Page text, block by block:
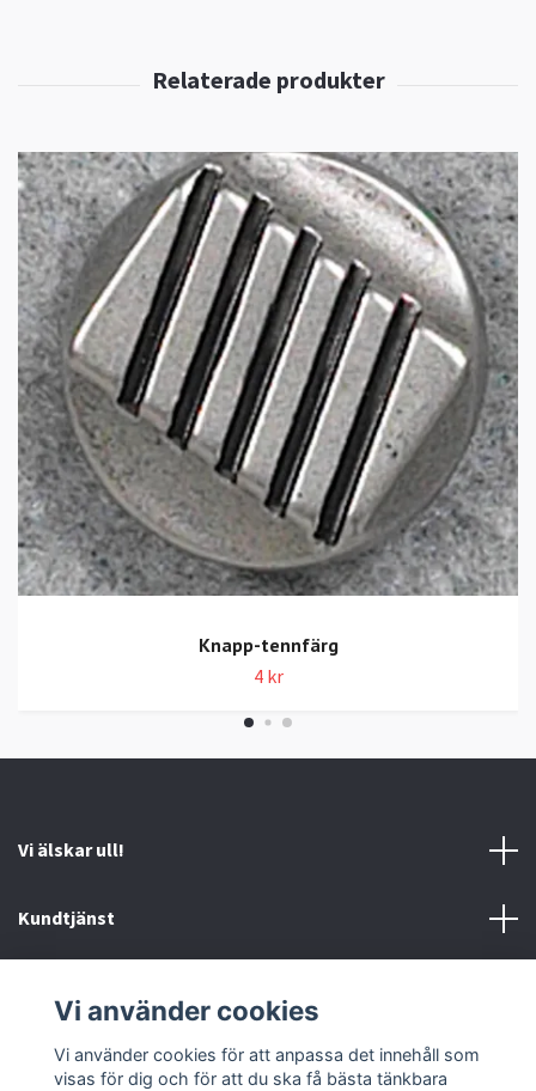
Knapp-tennfärg
4 kr
Vi älskar ull!
Kundtjänst
Sociala medier
Vi använder cookies
Vi använder cookies för att anpassa det innehåll som
visas för dig och för att du ska få bästa tänkbara